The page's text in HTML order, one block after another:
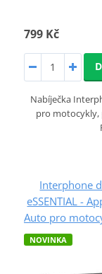
799 Kč
Nabíječka
pro motocykly,
Interphone
eSSENTIAL -
Auto pro
NOVINKA